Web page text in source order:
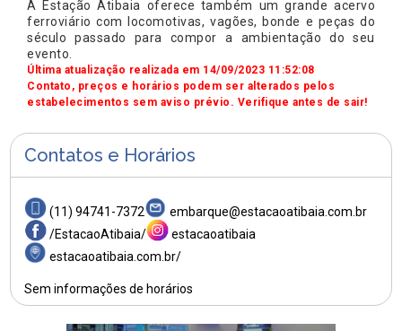
A Estação Atibaia oferece também um grande acervo
ferroviário com locomotivas, vagões, bonde e peças do
século passado para compor a ambientação do seu
evento.
Última atualização realizada em 14/09/2023 11:52:08
Contato, preços e horários podem ser alterados pelos
estabelecimentos sem aviso prévio. Verifique antes de sair!
Contatos e Horários
(11) 94741-7372
embarque@estacaoatibaia.com.br
/EstacaoAtibaia/
estacaoatibaia
estacaoatibaia.com.br/
Sem informações de horários